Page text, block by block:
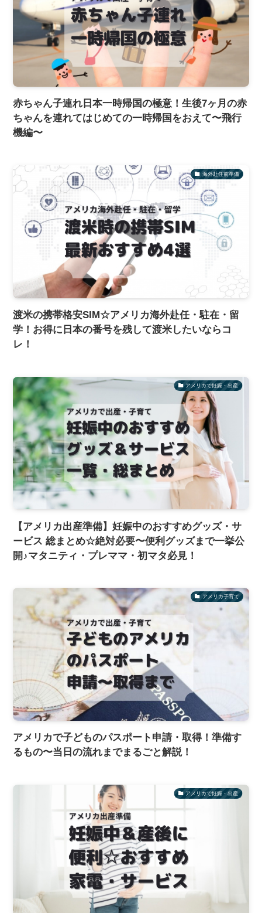
赤ちゃん子連れ日本一時帰国の極意！生後7ヶ月の赤
ちゃんを連れてはじめての一時帰国をおえて〜飛行
機編〜
海外赴任前準備
渡米の携帯格安SIM☆アメリカ海外赴任・駐在・留
学！お得に日本の番号を残して渡米したいならコ
レ！
アメリカで妊娠・出産
【アメリカ出産準備】妊娠中のおすすめグッズ・サ
ービス 総まとめ☆絶対必要〜便利グッズまで一挙公
開♪マタニティ・プレママ・初マタ必見！
アメリカ子育て
アメリカで子どものパスポート申請・取得！準備す
るもの〜当日の流れまでまるごと解説！
アメリカで妊娠・出産